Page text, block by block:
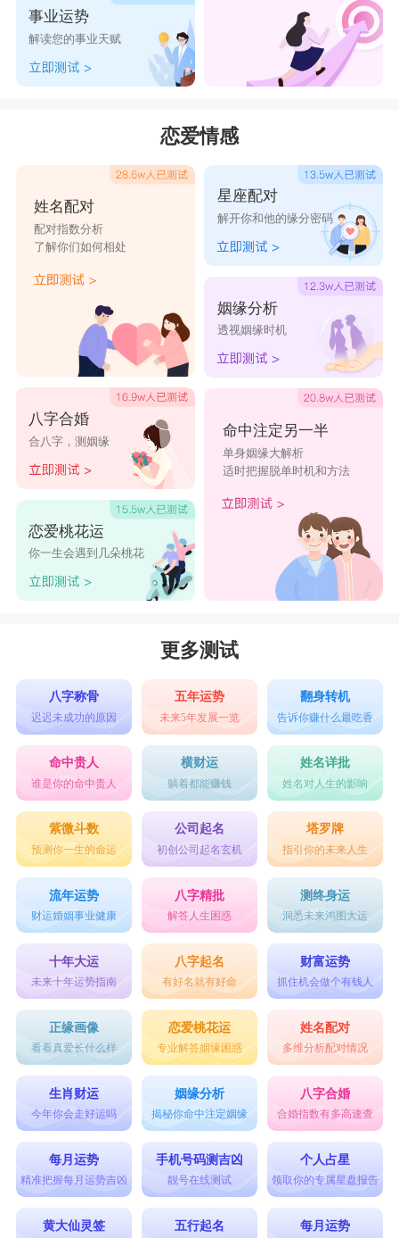
年月歌者
少年不戴花
醉倚南楼
谣言
少年莫忘旧
时光
爱恨ㄌ成殇 远方
微信名字有深意大全
【蓝按】
我的温柔，只对你一人。
【白茶清欢】
白茶清欢无别事，我在等风也等你。
【山野都有雾灯】
愿山野浓雾都有路灯，风雨飘摇亦可归舟。
曾觉山水依约淡，也信故人渐次疏。
我愿用全部的时间倾你一人心。
【拾柒】
无人为你挡枪口就做自己的英雄。
【眰恦】
予你欢喜城，长歌暖浮生，一别两宽，各生喜欢
【日升月落】
一个能够升起月亮的身体，必然驮住了无数次日
落。
【迟遇】
他是我一无所有的人生里最惊喜的迟遇。
【长温】
感情细水长流，渐温人心。
【悦尔】
尔，在古文中是"你"的意思，悦尔就是心悦你。
【 planA 】
你永远是我的首选。
【雾散时风起】
那天早上的雾散了，不止早上，不止雾。
【几度雨停】
一霎风雨我爱过你，几度雨停我爱自己。
【归途】
愿你是前路，愿你是我归途。
事业运势
解读您的事业天赋
恋爱情感
姓名配对
配对指数分析
了解你们如何相处
八字合婚
合八字，测姻缘
恋爱桃花运
你一生会遇到几朵桃花
星座配对
解开你和他的缘分密码
姻缘分析
透视姻缘时机
命中注定另一半
单身姻缘大解析
适时把握脱单时机和方法
更多测试
八字称骨
迟迟未成功的原因
五年运势
未来5年发展一览
翻身转机
告诉你赚什么最吃香
命中贵人
谁是你的命中贵人
横财运
躺着都能赚钱
姓名详批
姓名对人生的影响
紫微斗数
预测你一生的命运
公司起名
初创公司起名玄机
塔罗牌
指引你的未来人生
流年运势
财运婚姻事业健康
八字精批
解答人生困惑
测终身运
洞悉未来鸿图大运
十年大运
未来十年运势指南
八字起名
有好名就有好命
财富运势
抓住机会做个有钱人
正缘画像
看看真爱长什么样
恋爱桃花运
专业解答姻缘困惑
姓名配对
多维分析配对情况
生肖财运
今年你会走好运吗
姻缘分析
揭秘你命中注定姻缘
八字合婚
合婚指数有多高速查
每月运势
精准把握每月运势吉凶
手机号码测吉凶
靓号在线测试
个人占星
领取你的专属星盘报告
黄大仙灵签 五行起名 每月运势